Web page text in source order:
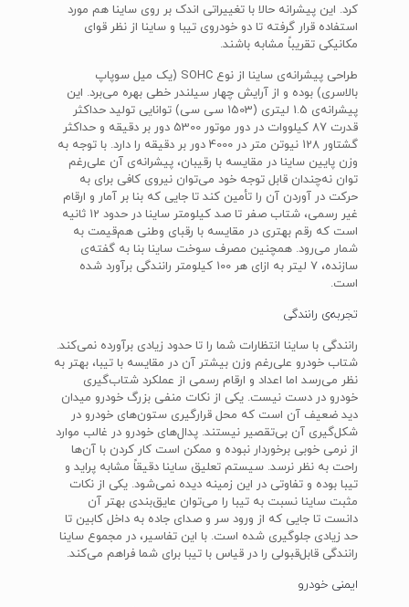
کرد. این پیشرانه حالا با تغییراتی اندک بر روی ساینا هم مورد
استفاده قرار گرفته تا دو خودروی تیبا و ساینا از نظر قوای
مکانیکی تقریباً مشابه باشند.
طراحی پیشرانه‌ی ساینا از نوع SOHC (یک میل سوپاپ
بالاسری) بوده و از آرایش چهار سیلندر خطی بهره می‌برد. این
پیشرانه‌ی 1.5 لیتری (1503 سی سی) توانایی تولید حداکثر
قدرت 87 کیلووات در دور موتور 5300 دور بر دقیقه و حداکثر
گشتاور 128 نیوتن متر در 4000 دور بر دقیقه را دارد. با توجه به
وزن پایین ساینا در مقایسه با رقیبان، پیشرانه‌ی آن علی‌رغم
توان نه‌چندان قابل توجه خود می‌توان نیروی کافی برای به
حرکت در آوردن آن را تأمین کند تا جایی که بنا بر آمار و ارقام
غیر رسمی، شتاب صفر تا صد کیلومتر ساینا در حدود 12 ثانیه
است که رقم بهتری در مقایسه با رقبای وطنی هم‌قیمت به
شمار می‌رود. همچنین مصرف سوخت ساینا بنا به گفته‌ی
سازنده، 7 لیتر به ازای هر 100 کیلومتر رانندگی برآورد شده
است.
تجربه‌ی رانندگی
رانندگی با ساینا انتظارات شما را تا حدود زیادی برآورده نمی‌کند.
شتاب خودرو علی‌رغم وزن بیشتر آن در مقایسه با تیبا، بهتر به
نظر می‌رسد اما اعداد و ارقام رسمی از عملکرد شتاب‌گیری
خودرو در دست نیست. یکی از نکات منفی بزرگ خودرو میدان
دید ضعیف آن است که محل قرارگیری ستون‌های خودرو در
شکل‌گیری آن بی‌تقصیر نیستند. پدال‌های خودرو در غالب موارد
از نرمی خوبی برخوردار نبوده و ممکن است کار کردن با آن‌ها
راحت به نظر نرسد. سیستم تعلیق ساینا دقیقاً مشابه پراید و
تیبا بوده و تفاوتی در این زمینه دیده نمی‌شود. یکی از نکات
مثبت ساینا نسبت به تیبا را می‌توان عایق‌بندی بهتر آن
دانست تا جایی که از ورود سر و صدای جاده به داخل کابین تا
حد زیادی جلوگیری شده است. با این تفاسیر، در مجموع ساینا
رانندگی قابل‌قبولی را در قیاس با تیبا برای شما فراهم می‌کند.
ایمنی خودرو